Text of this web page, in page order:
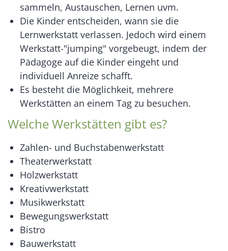
sammeln, Austauschen, Lernen uvm.
Die Kinder entscheiden, wann sie die
Lernwerkstatt verlassen. Jedoch wird einem
Werkstatt-"jumping" vorgebeugt, indem der
Pädagoge auf die Kinder eingeht und
individuell Anreize schafft.
Es besteht die Möglichkeit, mehrere
Werkstätten an einem Tag zu besuchen.
Welche Werkstätten gibt es?
Zahlen- und Buchstabenwerkstatt
Theaterwerkstatt
Holzwerkstatt
Kreativwerkstatt
Musikwerkstatt
Bewegungswerkstatt
Bistro
Bauwerkstatt